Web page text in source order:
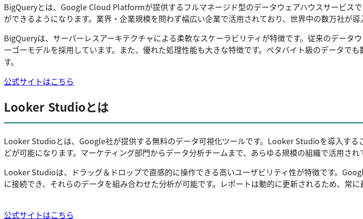
BigQueryとは、Google Cloud Platformが提供するフルマネージド型のデータウェアハウスサービス
ができるようになります。業界・企業規模を問わず幅広い企業で活用されており、世界中の数万社が導
BigQueryは、サーバーレスアーキテクチャによる柔軟なスケーラビリティが特徴です。従来のデータ
ーゴーモデルを採用しています。また、優れた処理性能も大きな特徴です。ペタバイト級のデータで
す。
公式サイトはこちら
Looker Studioとは
Looker Studioとは、Google社が提供する無料のデータ可視化ツールです。Looker Studioを導入す
どが可能になります。マーケティング部門からデータ分析チームまで、あらゆる規模の組織で活用され
Looker Studioは、ドラッグ＆ドロップで直感的に操作できる高いユーザビリティ性が特徴です。
に接続でき、それらのデータを組み合わせた分析が可能です。レポートは動的に更新されるため、常に
公式サイトはこちら